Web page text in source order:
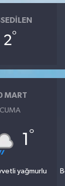
2°
MART
CUMA
1 °
yağmurlu